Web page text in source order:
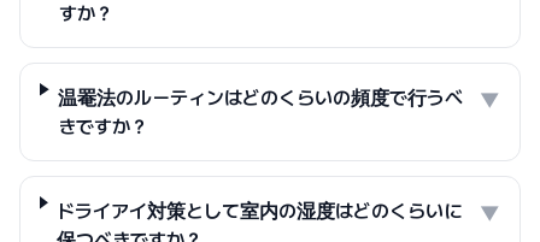
すか？
温罨法のルーティンはどのくらいの頻度で行うべ
きですか？
▼
ドライアイ対策として室内の湿度はどのくらいに
▼